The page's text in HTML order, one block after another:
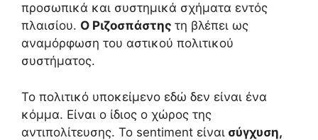
προσωπικά και συστημικά σχήματα εντός
πλαισίου. Ο Ριζοσπάστης τη βλέπει ως
αναμόρφωση του αστικού πολιτικού
συστήματος.
Το πολιτικό υποκείμενο εδώ δεν είναι ένα
κόμμα. Είναι ο ίδιος ο χώρος της
αντιπολίτευσης. Το sentiment είναι σύγχυση,